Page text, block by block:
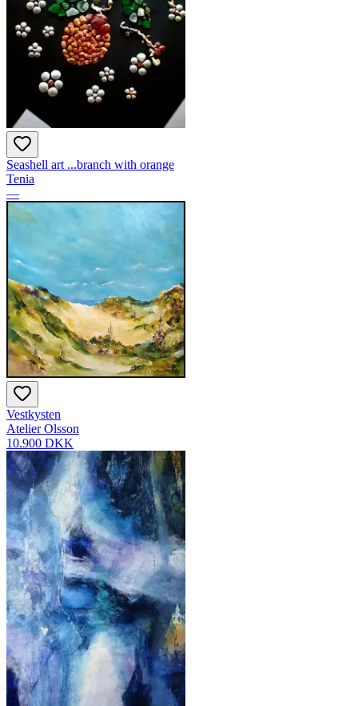
Seashell art ...branch with orange
Tenia
—
Vestkysten
Atelier Olsson
10.900 DKK